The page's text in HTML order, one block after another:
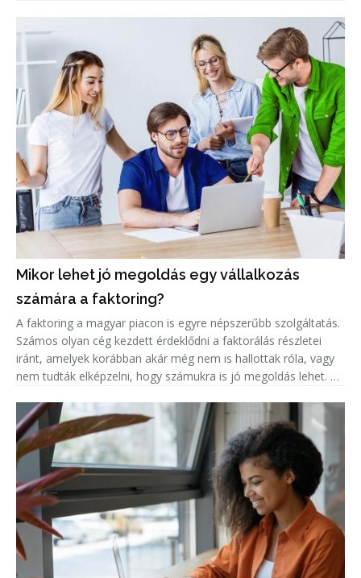
Mikor lehet jó megoldás egy vállalkozás
számára a faktoring?
A faktoring a magyar piacon is egyre népszerűbb szolgáltatás.
Számos olyan cég kezdett érdeklődni a faktorálás részletei
iránt, amelyek korábban akár még nem is hallottak róla, vagy
nem tudták elképzelni, hogy számukra is jó megoldás lehet. A